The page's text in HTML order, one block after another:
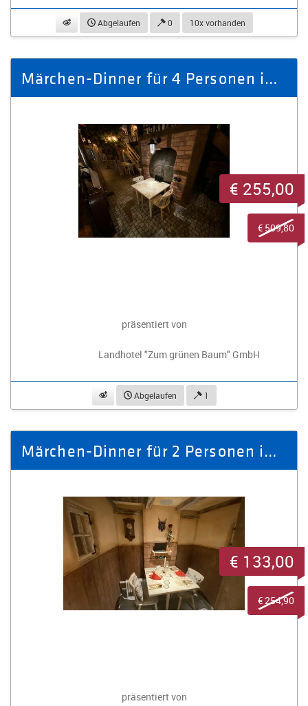
beobachtenAbgelaufen 0 10x vorhanden
Märchen-Dinner für 4 Personen im Brauhaus Bierfass Nr. 64
präsentiert von
Landhotel "Zum grünen Baum" GmbH
beobachtenAbgelaufen 1
€ 255,00
€ 509,80
Märchen-Dinner für 2 Personen im Rathaus Haus Nr. 57
präsentiert von
€ 133,00
€ 254,90